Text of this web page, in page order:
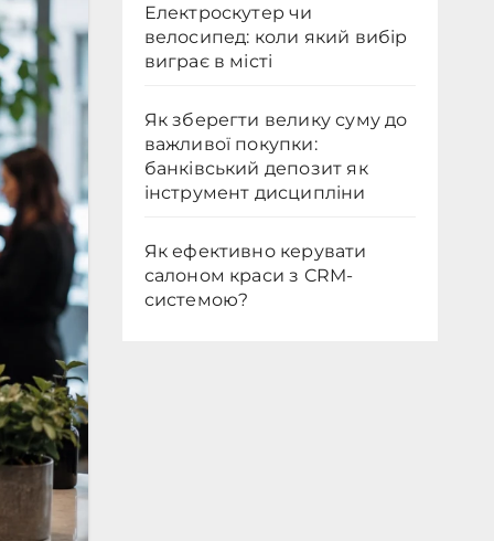
Електроскутер чи
велосипед: коли який вибір
виграє в місті
Як зберегти велику суму до
важливої покупки:
банківський депозит як
інструмент дисципліни
Як ефективно керувати
салоном краси з CRM-
системою?